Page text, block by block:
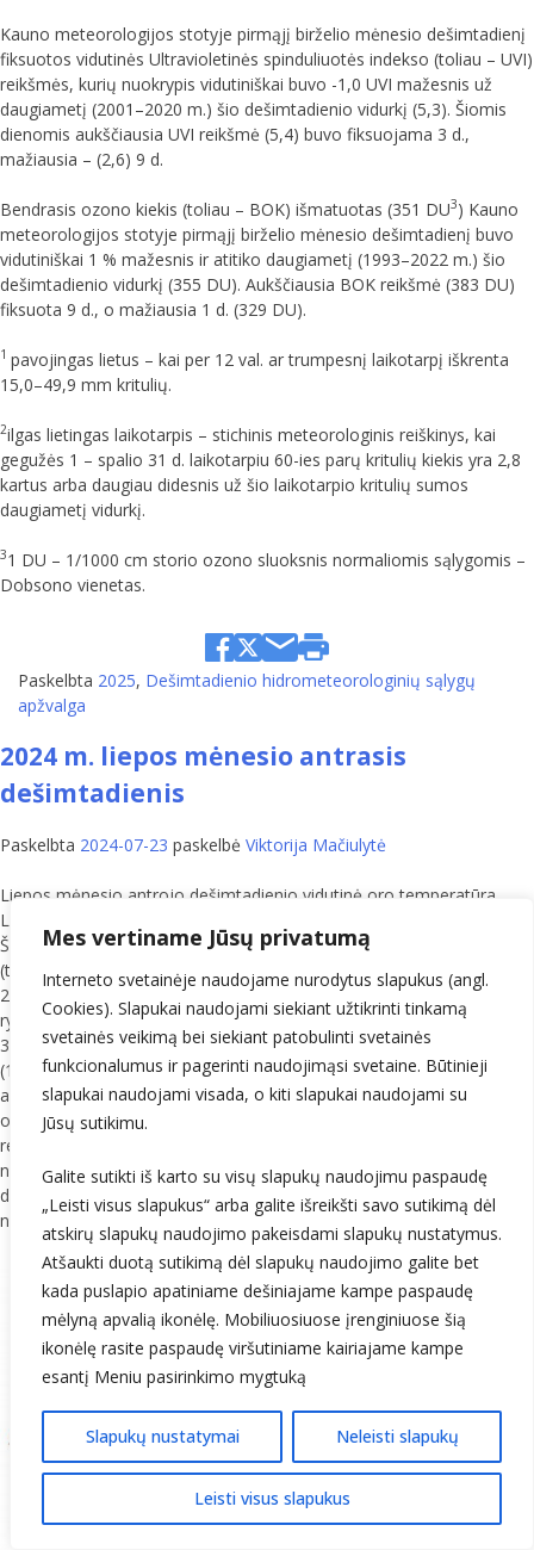
Mes vertiname Jūsų privatumą
Interneto svetainėje naudojame nurodytus slapukus (angl.
Cookies). Slapukai naudojami siekiant užtikrinti tinkamą
svetainės veikimą bei siekiant patobulinti svetainės
funkcionalumus ir pagerinti naudojimąsi svetaine. Būtinieji
slapukai naudojami visada, o kiti slapukai naudojami su
Jūsų sutikimu.
Galite sutikti iš karto su visų slapukų naudojimu paspaudę
„Leisti visus slapukus“ arba galite išreikšti savo sutikimą dėl
atskirų slapukų naudojimo pakeisdami slapukų nustatymus.
Atšaukti duotą sutikimą dėl slapukų naudojimo galite bet
kada puslapio apatiniame dešiniajame kampe paspaudę
mėlyną apvalią ikonėlę. Mobiliuosiuose įrenginiuose šią
ikonėlę rasite paspaudę viršutiniame kairiajame kampe
esantį Meniu pasirinkimo mygtuką
Slapukų nustatymai Neleisti slapukų
Leisti visus slapukus
Kauno meteorologijos stotyje pirmąjį birželio mėnesio dešimtadienį
fiksuotos vidutinės Ultravioletinės spinduliuotės indekso (toliau – UVI)
reikšmės, kurių nuokrypis vidutiniškai buvo -1,0 UVI mažesnis už
daugiametį (2001–2020 m.) šio dešimtadienio vidurkį (5,3). Šiomis
dienomis aukščiausia UVI reikšmė (5,4) buvo fiksuojama 3 d.,
mažiausia – (2,6) 9 d.
Bendrasis ozono kiekis (toliau – BOK) išmatuotas (351 DU3) Kauno
meteorologijos stotyje pirmąjį birželio mėnesio dešimtadienį buvo
vidutiniškai 1 % mažesnis ir atitiko daugiametį (1993–2022 m.) šio
dešimtadienio vidurkį (355 DU). Aukščiausia BOK reikšmė (383 DU)
fiksuota 9 d., o mažiausia 1 d. (329 DU).
1 pavojingas lietus – kai per 12 val. ar trumpesnį laikotarpį iškrenta
15,0–49,9 mm kritulių.
2ilgas lietingas laikotarpis – stichinis meteorologinis reiškinys, kai
gegužės 1 – spalio 31 d. laikotarpiu 60-ies parų kritulių kiekis yra 2,8
kartus arba daugiau didesnis už šio laikotarpio kritulių sumos
daugiametį vidurkį.
31 DU – 1/1000 cm storio ozono sluoksnis normaliomis sąlygomis –
Dobsono vienetas.
Paskelbta 2025, Dešimtadienio hidrometeorologinių sąlygų
apžvalga
2024 m. liepos mėnesio antrasis
dešimtadienis
Paskelbta 2024-07-23 paskelbė Viktorija Mačiulytė
Liepos mėnesio antrojo dešimtadienio vidutinė oro temperatūra
Lietuvoje buvo 20,9 °C (teigiama 2,7° anomalija). Vėsiausia buvo
Šiaurės vakarų Lietuvoje (išskyrus siaurą pajūrio ruožą), 19,2–19,9 °C
(teigiama 1,6–2,2° anomalija), šilčiausia – Birštone ir Druskininkuose,
22,2–22,5 °C. Pietinėje, pietrytinėje, rytinėje Lietuvos dalyje (išskyrus
rytinį pakraštį) ir centriniuose rajonuose 21,0–21,9 °C (teigiama 2,7–
3,5° anomalija), o kitur – 20,0–21,0 °C (teigiama 1,9–2,8° anomalija)
(1 pav.). Žemiausia oro temperatūra 9,3 °C registruota 20 d. Šilutėje,
aukščiausia – 34,9 °C 11 d. Druskininkuose. Liepos 11–17 dienomis
oro temperatūrai perkopus +30 °C vietomis registruotas pavojingas
reiškinys karštis
naktį trijose, liepos 16-osios naktį vienoje ir liepos 17-osios naktį
dviejose meteorologijos stotyse žemiausia oro temperatūra
nenukrito žemiau +20 °C ir registruota tropinė naktis.